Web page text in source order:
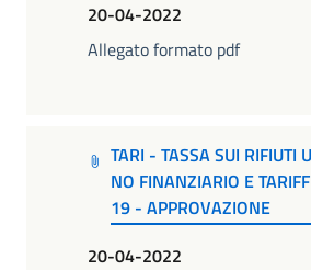
20-04-2022
Allegato formato pdf
TARI - TASSA SUI RIFIUTI
NO FINANZIARIO E
19 - APPROVAZIONE
20-04-2022